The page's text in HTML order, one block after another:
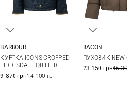
16
BARBOUR
КУРТКА ICONS CROPPED
LIDDESDALE QUILTED
9 870 грн14 100 грн
BACON
ПУХОВИК NEW
23 150 грн46